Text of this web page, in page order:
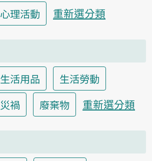
心理活動 重新選分類
生活用品
生活勞動
災禍 廢棄物 重新選分類